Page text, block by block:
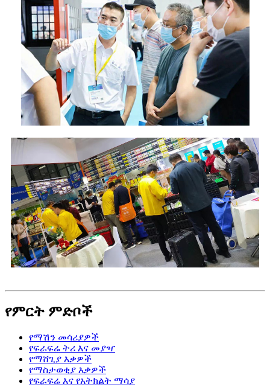
የምርት ምድቦች
የማሽን መሳሪያዎች
የፍራፍሬ ትሪ እና መያዣ
የማሸጊያ እቃዎች
የማስታወቂያ እቃዎች
የፍራፍሬ እና የአትክልት ማሳያ